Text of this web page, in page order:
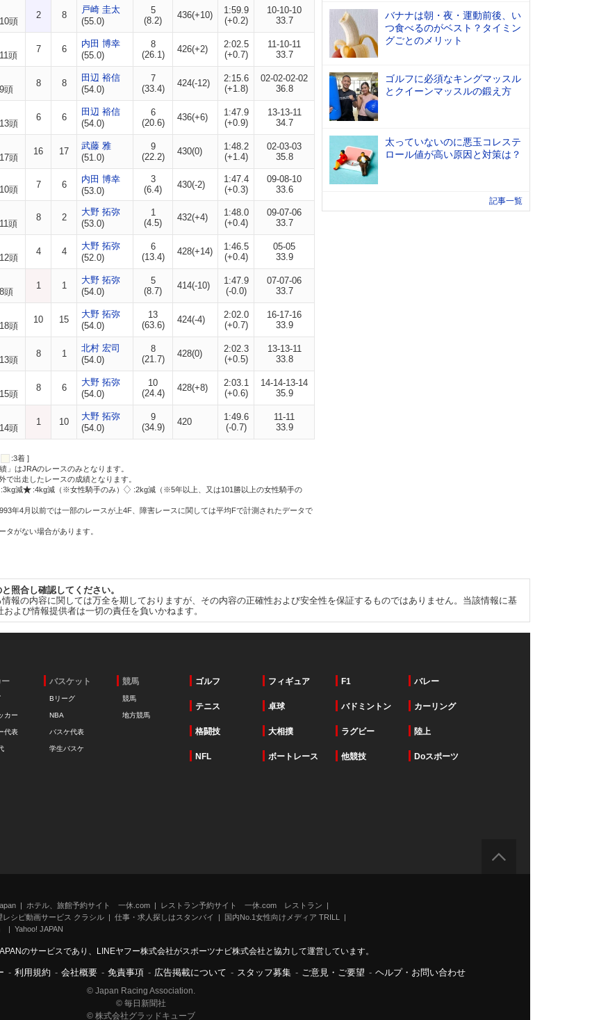
頭
2 8
戸崎 圭太
(55.0)
5
(8.2)
436(+10)
1:59.9
(+0.2)
10-10-10
33.7
頭
7 6
内田 博幸
(55.0)
8
(26.1)
426(+2)
2:02.5
(+0.7)
11-10-11
33.7
頭
8 8
田辺 裕信
(54.0)
7
(33.4)
424(-12)
2:15.6
(+1.8)
02-02-02-02
36.8
頭
6 6
田辺 裕信
(54.0)
6
(20.6)
436(+6)
1:47.9
(+0.9)
13-13-11
34.7
頭
16 17
武藤 雅
(51.0)
9
(22.2)
430(0)
1:48.2
(+1.4)
02-03-03
35.8
頭
7 6
内田 博幸
(53.0)
3
(6.4)
430(-2)
1:47.4
(+0.3)
09-08-10
33.6
頭
8 2
大野 拓弥
(53.0)
1
(4.5)
432(+4)
1:48.0
(+0.4)
09-07-06
33.7
頭
4 4
大野 拓弥
(52.0)
6
(13.4)
428(+14)
1:46.5
(+0.4)
05-05
33.9
頭
1 1
大野 拓弥
(54.0)
5
(8.7)
414(-10)
1:47.9
(-0.0)
07-07-06
33.7
頭
10 15
大野 拓弥
(54.0)
13
(63.6)
424(-4)
2:02.0
(+0.7)
16-17-16
33.9
頭
8 1
北村 宏司
(54.0)
8
(21.7)
428(0)
2:02.3
(+0.5)
13-13-11
33.8
頭
8 6
大野 拓弥
(54.0)
10
(24.4)
428(+8)
2:03.1
(+0.6)
14-14-13-14
35.9
頭
1 10
大野 拓弥
(54.0)
9
(34.9)
420
1:49.6
(-0.7)
11-11
33.9
:3着 ]
はJRAのレースのみとなります。
出走したレースの成績となります。
:3kg減 :4kg減（※女性騎手のみ）
:2kg減（※5年以上、又は101勝以上の女性騎手の
年4月以前では一部のレースが上4F、障害レースに関しては平均Fで計測されたデータで
がない場合があります。
バナナは朝・夜・運動前後、い
つ食べるのがベスト？タイミン
グごとのメリット
ゴルフに必須なキングマッスル
とクイーンマッスルの鍛え方
太っていないのに悪玉コレステ
ロール値が高い原因と対策は？
記事一覧
照合し確認してください。
報の内容に関しては万全を期しておりますが、その内容の正確性および安全性を保証するものではありません。当該情報に基
よび情報提供者は一切の責任を負いかねます。
カー
代表
バスケット
Bリーグ
NBA
バスケ代表
学生バスケ
競馬
競馬
地方競馬
ゴルフ フィギュア F1 バレー
テニス 卓球 バドミントン カーリング
格闘技 大相撲 ラグビー 陸上
NFL ボートレース 他競技 Doスポーツ
ホテル、旅館予約サイト 一休.com
レストラン予約サイト 一休.com レストラン
レシピ動画サービス クラシル 仕事・求人探しはスタンバイ
国内No.1女性向けメディア TRILL
Yahoo! JAPAN
のサービスであり、LINEヤフー株式会社がスポーツナビ株式会社と協力して運営しています。
- 利用規約 - 会社概要 - 免責事項 - 広告掲載について - スタッフ募集 - ご意見・ご要望 - ヘルプ・お問い合わせ
© Japan Racing Association.
© 毎日新聞社
© 株式会社グラッドキューブ